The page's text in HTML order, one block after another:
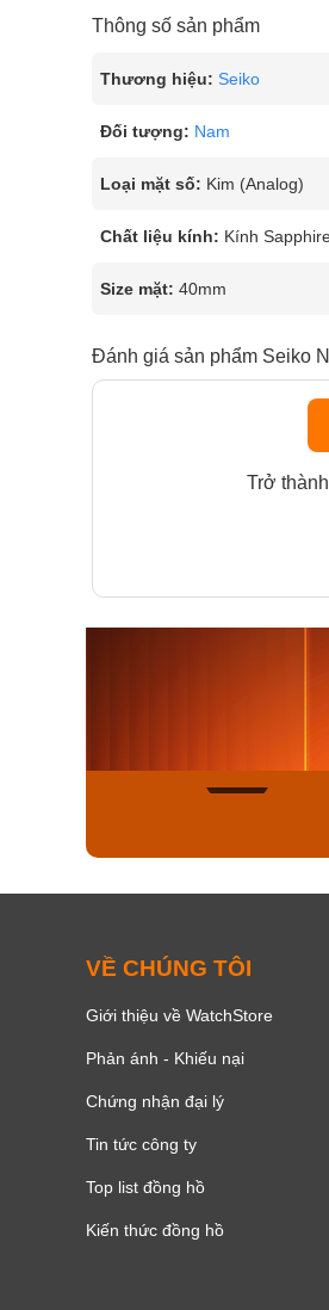
Thông số sản phẩm
Thương hiệu: Seiko
Đối tượng: Nam
Loại mặt số: Kim (Analog)
Chất liệu kính: Kính
Size mặt: 40mm
Đánh giá sản phẩm Seiko
Trở
VỀ CHÚNG TÔI
Giới thiệu về WatchStore
Phản ánh - Khiếu nại
Chứng nhận đại lý
Tin tức công ty
Top list đồng hồ
Kiến thức đồng hồ